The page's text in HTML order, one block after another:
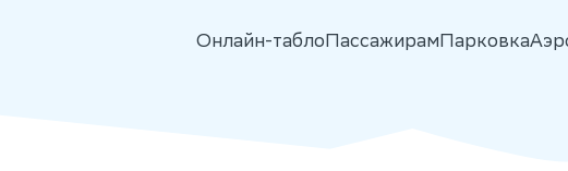
Онлайн-таблоПассажирамПарковка